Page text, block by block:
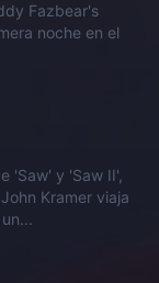
Fazbear's
noche en el
'Saw' y 'Saw II',
Kramer viaja